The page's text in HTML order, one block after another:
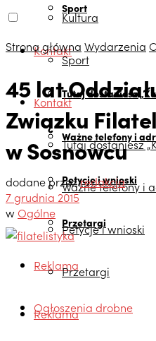
Sport
Kontakt
Tutaj dostaniesz
Ważne telefony i
Petycje i wnioski
Przetargi
Reklama
Ogłoszenia drobne
Kultura
Sport
Kontakt
Tutaj dostaniesz
Ważne telefony i
Petycje i wnioski
Przetargi
Reklama
Strona główna Wydarzenia
45 lat
Związku
w Sosnowcu
dodane przezredakcja
7 grudnia 2015
wOgólne